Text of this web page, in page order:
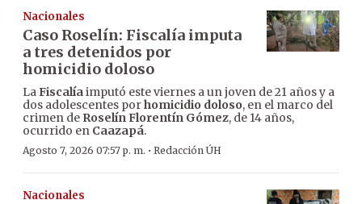
Nacionales
Caso Roselín: Fiscalía imputa
a tres detenidos por
homicidio doloso
LaFiscalíaimputó este viernes a un joven de 21 años y a
dos adolescentes porhomicidio doloso, en el marco del
crimen de Roselín Florentín Gómez, de 14 años,
ocurrido en Caazapá.
Agosto 7, 2026 07:57 p. m. · Redacción ÚH
Nacionales